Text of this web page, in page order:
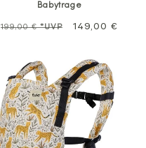
Babytrage
Normalpreis
199,00 €*UVP Sale
149,00 €